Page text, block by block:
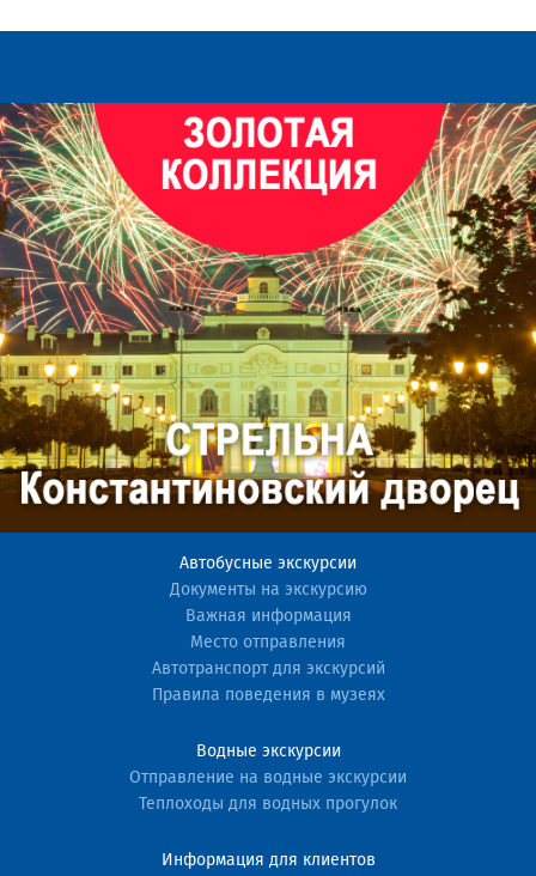
Автобусные экскурсии
Документы на экскурсию
Важная информация
Место отправления
Автотранспорт для экскурсий
Правила поведения в музеях
Водные экскурсии
Отправление на водные экскурсии
Теплоходы для водных прогулок
Информация для клиентов